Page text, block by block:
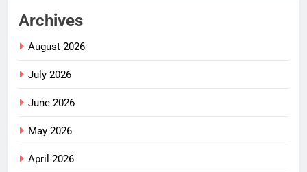
Archives
August 2026
July 2026
June 2026
May 2026
April 2026